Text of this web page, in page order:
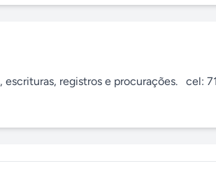
registros e procurações.   cel: